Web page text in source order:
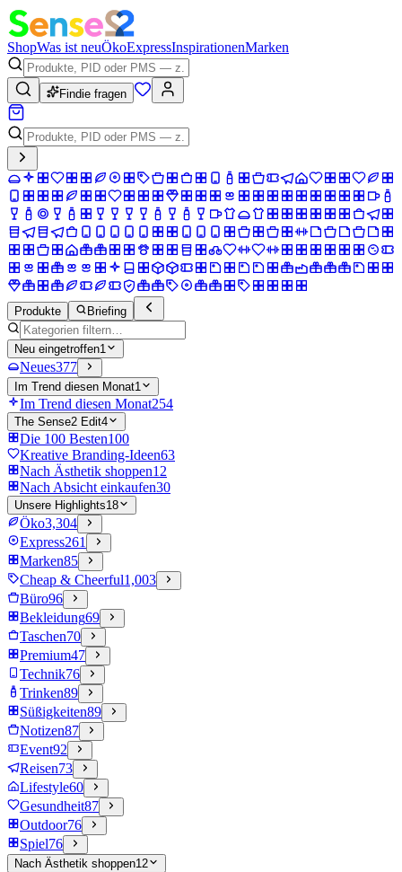
ShopWas ist neuÖkoExpressInspirationenMarken
Findie fragen
Produkte Briefing
Neu eingetroffen1
Neues377
Im Trend diesen Monat1
Im Trend diesen Monat254
The Sense2 Edit4
Die 100 Besten100
Kreative Branding-Ideen63
Nach Ästhetik shoppen12
Nach Absicht einkaufen30
Unsere Highlights18
Öko3,304
Express261
Marken85
Cheap & Cheerful1,003
Büro96
Bekleidung69
Taschen70
Premium47
Technik76
Trinken89
Süßigkeiten89
Notizen87
Event92
Reisen73
Lifestyle60
Gesundheit87
Outdoor76
Spiel76
Nach Ästhetik shoppen12